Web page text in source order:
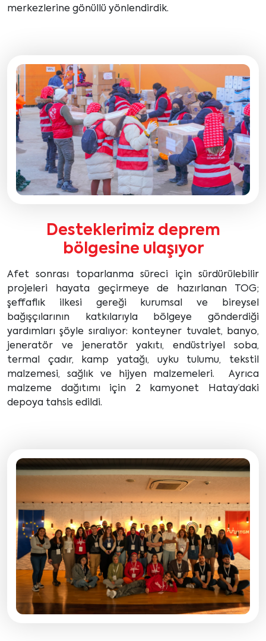
merkezlerine gönüllü yönlendirdik.
Desteklerimiz deprem
bölgesine ulaşıyor
Afet sonrası toparlanma süreci için sürdürülebilir
projeleri hayata geçirmeye de hazırlanan TOG;
şeffaflık ilkesi gereği kurumsal ve bireysel
bağışçılarının katkılarıyla bölgeye gönderdiği
yardımları şöyle sıralıyor: konteyner tuvalet, banyo,
jeneratör ve jeneratör yakıtı, endüstriyel soba,
termal çadır, kamp yatağı, uyku tulumu, tekstil
malzemesi, sağlık ve hijyen malzemeleri. Ayrıca
malzeme dağıtımı için 2 kamyonet Hatay’daki
depoya tahsis edildi.